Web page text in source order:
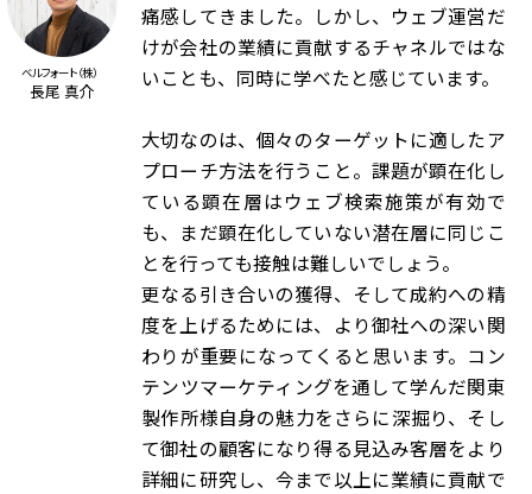
ベルフォート（株）
長尾 真介
痛感してきました。しかし、ウェブ運営だ
けが会社の業績に貢献するチャネルではな
いことも、同時に学べたと感じています。
大切なのは、個々のターゲットに適したア
プローチ方法を行うこと。課題が顕在化し
ている顕在層はウェブ検索施策が有効で
も、まだ顕在化していない潜在層に同じこ
とを行っても接触は難しいでしょう。
更なる引き合いの獲得、そして成約への精
度を上げるためには、より御社への深い関
わりが重要になってくると思います。コン
テンツマーケティングを通して学んだ関東
製作所様自身の魅力をさらに深掘り、そし
て御社の顧客になり得る見込み客層をより
詳細に研究し、今まで以上に業績に貢献で